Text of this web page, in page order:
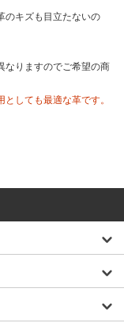
のキズも目立たないの
なりますのでご希望の商
しても最適な革です。